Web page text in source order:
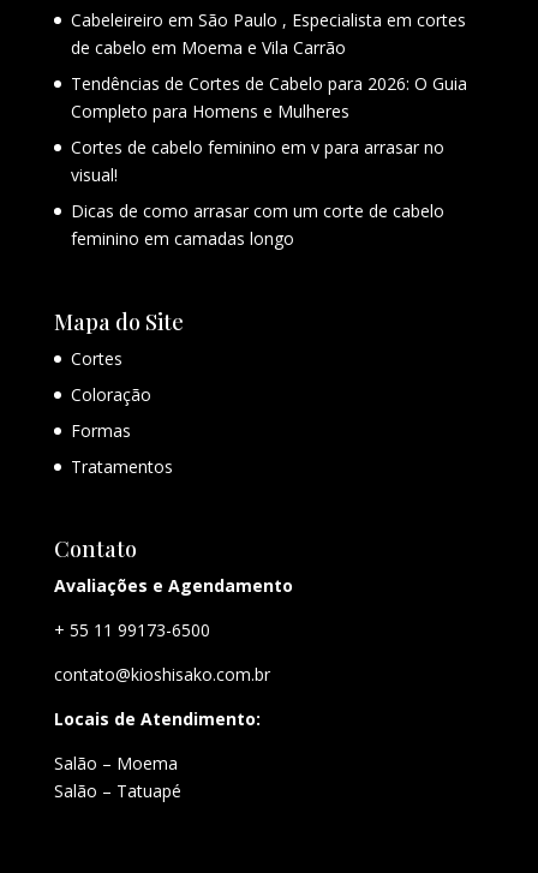
Cabeleireiro em São Paulo , Especialista em cortes
de cabelo em Moema e Vila Carrão
Tendências de Cortes de Cabelo para 2026: O Guia
Completo para Homens e Mulheres
Cortes de cabelo feminino em v para arrasar no
visual!
Dicas de como arrasar com um corte de cabelo
feminino em camadas longo
Mapa do Site
Cortes
Coloração
Formas
Tratamentos
Contato
Avaliações e Agendamento
+ 55 11 99173-6500
contato@kioshisako.com.br
Locais de Atendimento:
Salão – Moema
Salão – Tatuapé